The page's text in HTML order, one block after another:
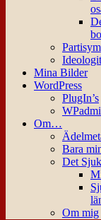
Mina Bilder
WordPress
PlugIn’s
Om…
Bara
Det
Om mig